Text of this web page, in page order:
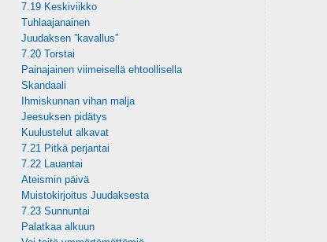
7.19 Keskiviikko
Tuhlaajanainen
Juudaksen ”kavallus”
7.20 Torstai
Painajainen viimeisellä ehtoollisella
Skandaali
Ihmiskunnan vihan malja
Jeesuksen pidätys
Kuulustelut alkavat
7.21 Pitkä perjantai
7.22 Lauantai
Ateismin päivä
Muistokirjoitus Juudaksesta
7.23 Sunnuntai
Palatkaa alkuun